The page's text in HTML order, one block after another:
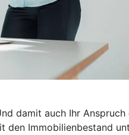
damit auch Ihr
den Immobilienbestand